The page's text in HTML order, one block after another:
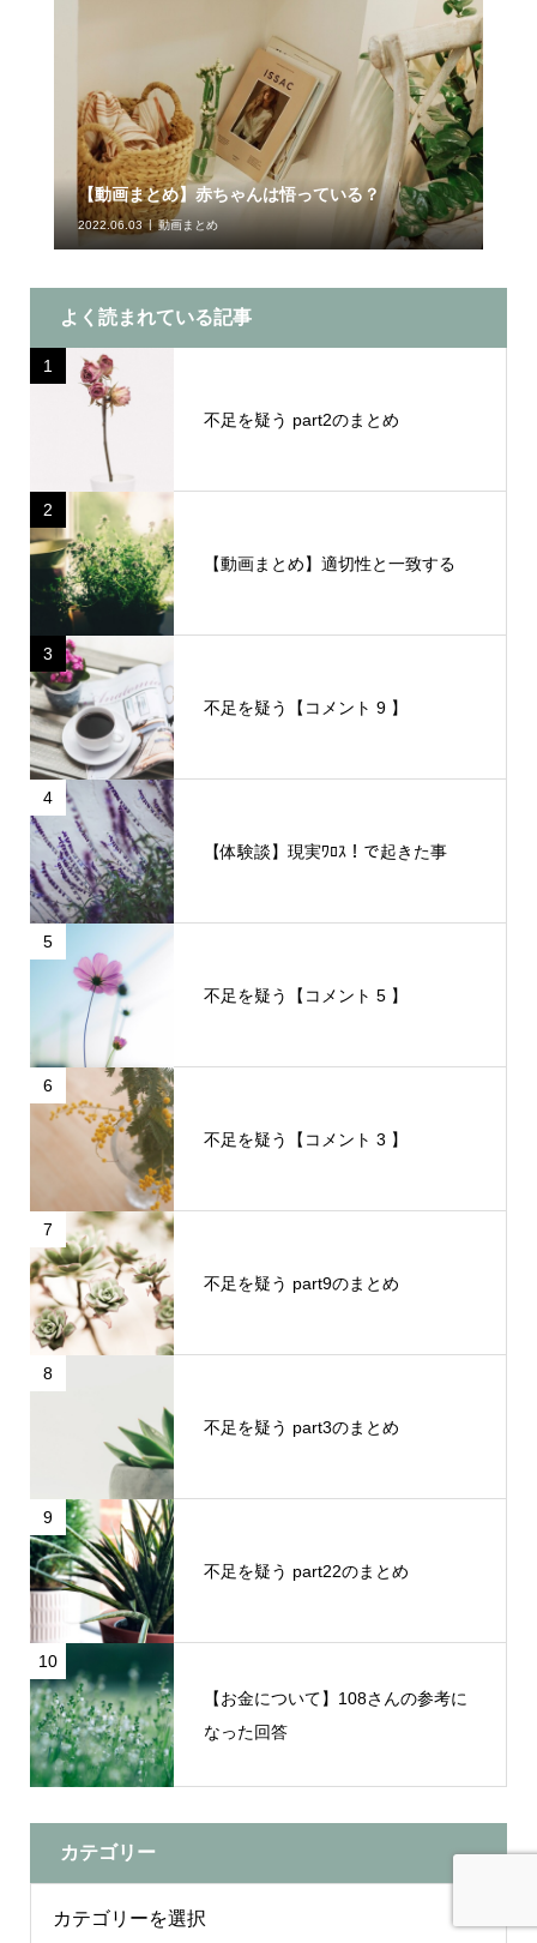
【動画まとめ】赤ちゃんは悟っている？
2022.06.03 動画まとめ
よく読まれている記事
1
不足を疑う part2のまとめ
2
【動画まとめ】適切性と一致する
3
不足を疑う【コメント 9 】
4
【体験談】現実ﾜﾛｽ！で起きた事
5
不足を疑う【コメント 5 】
6
不足を疑う【コメント 3 】
7
不足を疑う part9のまとめ
8
不足を疑う part3のまとめ
9
不足を疑う part22のまとめ
10
【お金について】108さんの参考に
なった回答
カテゴリー